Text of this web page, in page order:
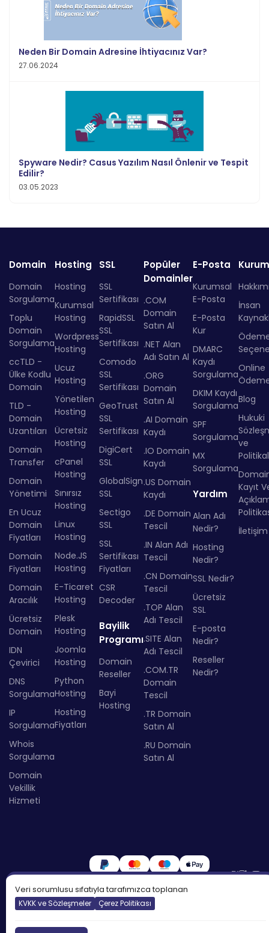
Neden Bir Domain Adresine İhtiyacınız Var?
27.06.2024
Spyware Nedir? Casus Yazılım Nasıl Önlenir ve Tespit
Edilir?
03.05.2023
Domain
Domain
Sorgulama
Toplu
Domain
Sorgulama
ccTLD -
Ülke Kodlu
Domain
TLD -
Domain
Uzantıları
Domain
Transfer
Domain
Yönetimi
En Ucuz
Domain
Fiyatları
Domain
Fiyatları
Domain
Aracılık
Ücretsiz
Domain
IDN
Çevirici
DNS
Sorgulama
IP
Sorgulama
Whois
Sorgulama
Domain
Vekillik
Hizmeti
Hosting
Hosting
Kurumsal
Hosting
Wordpress
Hosting
Ucuz
Hosting
Yönetilen
Hosting
Ücretsiz
Hosting
cPanel
Hosting
Sınırsız
Hosting
Linux
Hosting
Node.JS
Hosting
E-Ticaret
Hosting
Plesk
Hosting
Joomla
Hosting
Python
Hosting
Hosting
Fiyatları
SSL
SSL
Sertifikası
RapidSSL
SSL
Sertifikası
Comodo
SSL
Sertifikası
GeoTrust
SSL
Sertifikası
DigiCert
SSL
GlobalSign
SSL
Sectigo
SSL
SSL
Sertifikası
Fiyatları
CSR
Decoder
Bayilik
Programı
Domain
Reseller
Bayi
Hosting
Popüler
Domainler
.COM
Domain
Satın Al
.NET Alan
Adı Satın Al
.ORG
Domain
Satın Al
.AI Domain
Kaydı
.IO Domain
Kaydı
.US Domain
Kaydı
.DE Domain
Tescil
.IN Alan Adı
Tescil
.CN Domain
Tescil
.TOP Alan
Adı Tescil
.SITE Alan
Adı Tescil
.COM.TR
Domain
Tescil
.TR Domain
Satın Al
.RU Domain
Satın Al
E-Posta
Kurumsal
E-Posta
E-Posta
Kur
DMARC
Kaydı
Sorgulama
DKIM Kaydı
Sorgulama
SPF
Sorgulama
MX
Sorgulama
Yardım
Alan Adı
Nedir?
Hosting
Nedir?
SSL Nedir?
Ücretsiz
SSL
E-posta
Nedir?
Reseller
Nedir?
İnsan
Online
Blog
Hukuki
ve
Kayıt
İletişim
Veri sorumlusu sıfatıyla tarafımızca toplanan
KVKK ve Sözleşmeler Çerez Politikası